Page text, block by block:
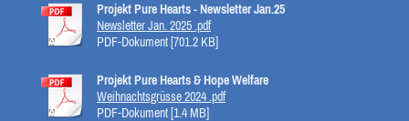
Projekt Pure Hearts - Newsletter Jan.25
Newsletter Jan. 2025 .pdf
PDF-Dokument [701.2 KB]
Projekt Pure Hearts & Hope Welfare
Weihnachtsgrüsse 2024 .pdf
PDF-Dokument [1.4 MB]